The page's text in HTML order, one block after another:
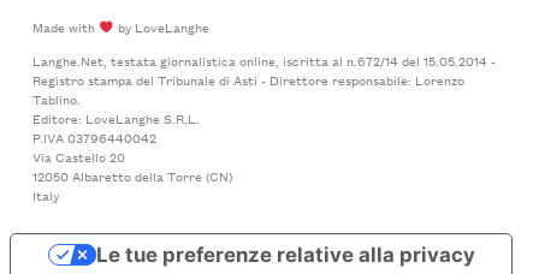
Made with
by LoveLanghe
Langhe.Net, testata giornalistica online, iscritta al n.672/14 del 15.05.2014 -
Registro stampa del Tribunale di Asti - Direttore responsabile: Lorenzo
Tablino.
Editore: LoveLanghe S.R.L.
P.IVA 03796440042
Via Castello 20
12050 Albaretto della Torre (CN)
Italy
Le tue preferenze relative alla privacy